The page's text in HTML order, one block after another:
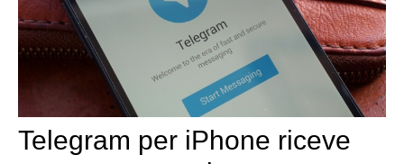
Telegram per iPhone riceve